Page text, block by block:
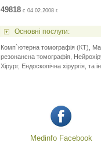
49818 c 04.02.2008 г.
Основні послуги:
Комп`ютерна томографія (КТ)
резонансна томографія
Хірург, Ендоскопічна хірургія , та
Medinfo Facebook